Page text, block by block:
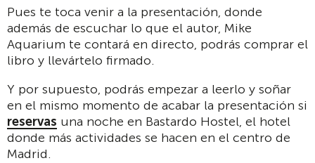
Pues te toca venir a la presentación, donde
además de escuchar lo que el autor, Mike
Aquarium te contará en directo, podrás comprar el
libro y llevártelo firmado.
Y por supuesto, podrás empezar a leerlo y soñar
en el mismo momento de acabar la presentación si
reservas una noche en Bastardo Hostel, el hotel
donde más actividades se hacen en el centro de
Madrid.